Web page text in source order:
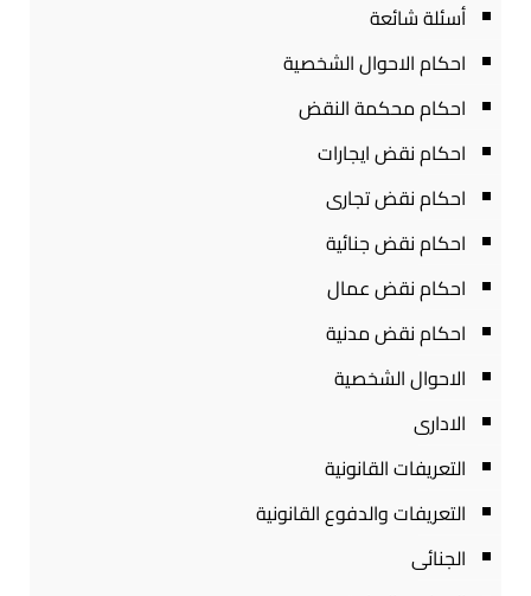
أسئلة شائعة
احكام الاحوال الشخصية
احكام محكمة النقض
احكام نقض ايجارات
احكام نقض تجارى
احكام نقض جنائية
احكام نقض عمال
احكام نقض مدنية
الاحوال الشخصية
الادارى
التعريفات القانونية
التعريفات والدفوع القانونية
الجنائى